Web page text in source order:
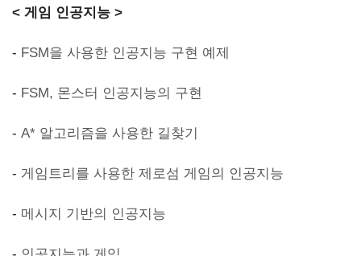
< 게임 인공지능 >
- FSM을 사용한 인공지능 구현 예제
- FSM, 몬스터 인공지능의 구현
- A* 알고리즘을 사용한 길찾기
- 게임트리를 사용한 제로섬 게임의 인공지능
- 메시지 기반의 인공지능